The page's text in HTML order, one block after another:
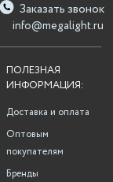
info@megalight.ru
Заказать звонок
ПОЛЕЗНАЯ
ИНФОРМАЦИЯ:
Доставка и оплата
Оптовым
покупателям
Бренды